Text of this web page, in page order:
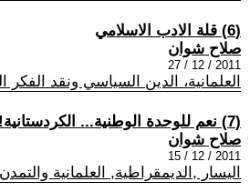
(6) قلة الادب الاسلامي
صلاح شوان
2011 / 12 / 27
العلمانية، الدين السياسي ونقد الفكر
(7) نعم للوحدة الوطنية... الكردستانية!؟!
صلاح شوان
2011 / 12 / 15
اليسار ,الديمقراطية, العلمانية